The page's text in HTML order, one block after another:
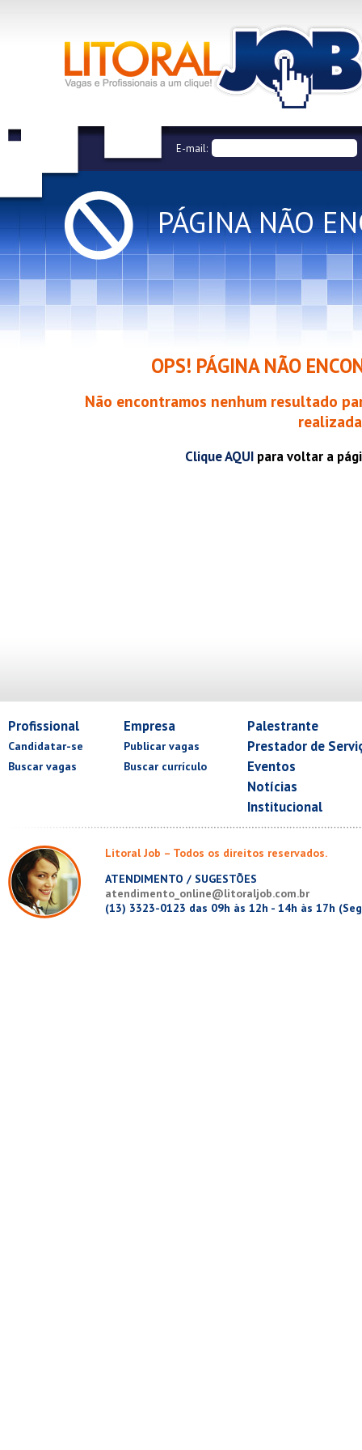
E-mail:
PÁGINA NÃO
OPS! PÁGINA NÃO
Não encontramos nenhum resultado
Clique AQUI para voltar a
Profissional
Candidatar-se
Buscar vagas
Empresa
Publicar vagas
Buscar currículo
Palestrante
Prestador de
Eventos
Notícias
Institucional
Litoral Job – Todos os direitos reservados.
ATENDIMENTO / SUGESTÕES
atendimento_online@litoraljob.com.br
(13) 3323-0123 das 09h às 12h - 14h às 17h